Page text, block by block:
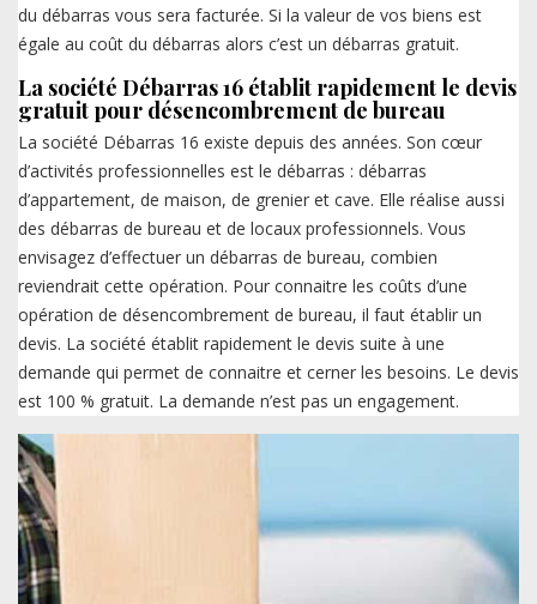
du débarras vous sera facturée. Si la valeur de vos biens est
égale au coût du débarras alors c’est un débarras gratuit.
La société Débarras 16 établit rapidement le devis
gratuit pour désencombrement de bureau
La société Débarras 16 existe depuis des années. Son cœur
d’activités professionnelles est le débarras : débarras
d’appartement, de maison, de grenier et cave. Elle réalise aussi
des débarras de bureau et de locaux professionnels. Vous
envisagez d’effectuer un débarras de bureau, combien
reviendrait cette opération. Pour connaitre les coûts d’une
opération de désencombrement de bureau, il faut établir un
devis. La société établit rapidement le devis suite à une
demande qui permet de connaitre et cerner les besoins. Le devis
est 100 % gratuit. La demande n’est pas un engagement.